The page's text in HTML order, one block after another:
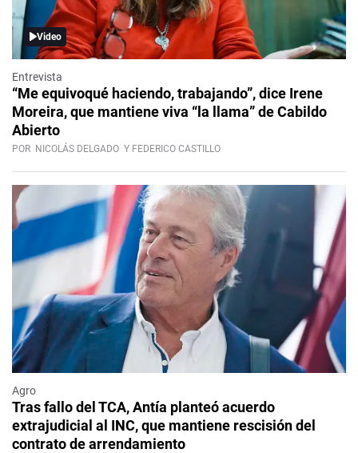
Video
Entrevista
“Me equivoqué haciendo, trabajando”, dice Irene
Moreira, que mantiene viva “la llama” de Cabildo
Abierto
POR NICOLÁS DELGADO Y FEDERICO CASTILLO
Agro
Tras fallo del TCA, Antía planteó acuerdo
extrajudicial al INC, que mantiene rescisión del
contrato de arrendamiento